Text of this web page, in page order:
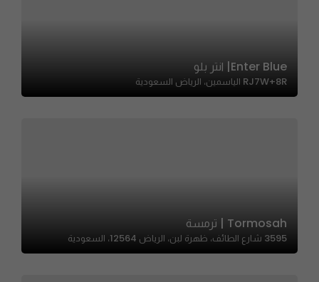
Enter Blue| انتر بلو
RJ7W+8R الياسمين، الرياض السعودية
Tormosah | ترمسة
3595 شارع الطائف، ظهرة لبن، الرياض 12564، السعودية